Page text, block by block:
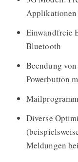
Applikationen
Einwandfreie
Bluetooth
Beendung
Powerbutton
Diverse
Meldungen